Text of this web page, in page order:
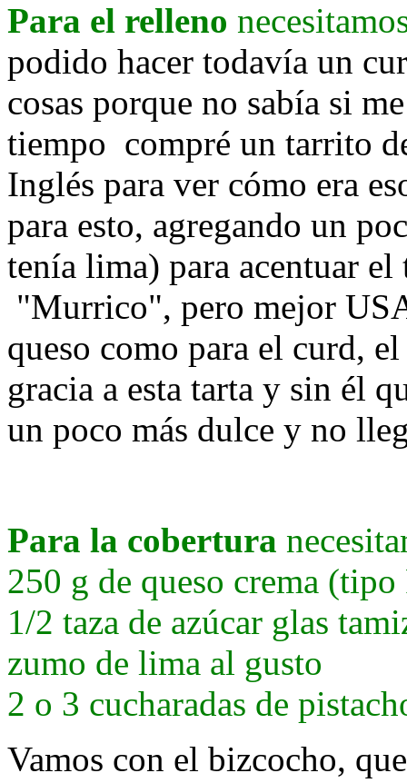
Para el relleno
podido hacer todavía un
cosas porque no sabía si
tiempo compré un tarrito
Inglés para ver cómo era
para esto, agregando un
tenía lima) para acentuar
"Murrico", pero mejor
queso como para el curd,
gracia a esta tarta y sin él
un poco más dulce y no
Para la cobertura
250 g de queso crema
1/2 taza de azúcar glas
zumo de lima al gusto
2 o 3 cucharadas de
Vamos con el bizcocho,